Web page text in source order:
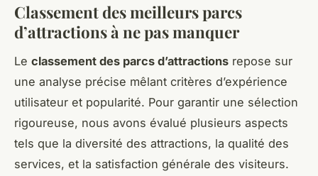
Classement des meilleurs parcs
d’attractions à ne pas manquer
Le classement des parcs d’attractions repose sur
une analyse précise mêlant critères d’expérience
utilisateur et popularité. Pour garantir une sélection
rigoureuse, nous avons évalué plusieurs aspects
tels que la diversité des attractions, la qualité des
services, et la satisfaction générale des visiteurs.